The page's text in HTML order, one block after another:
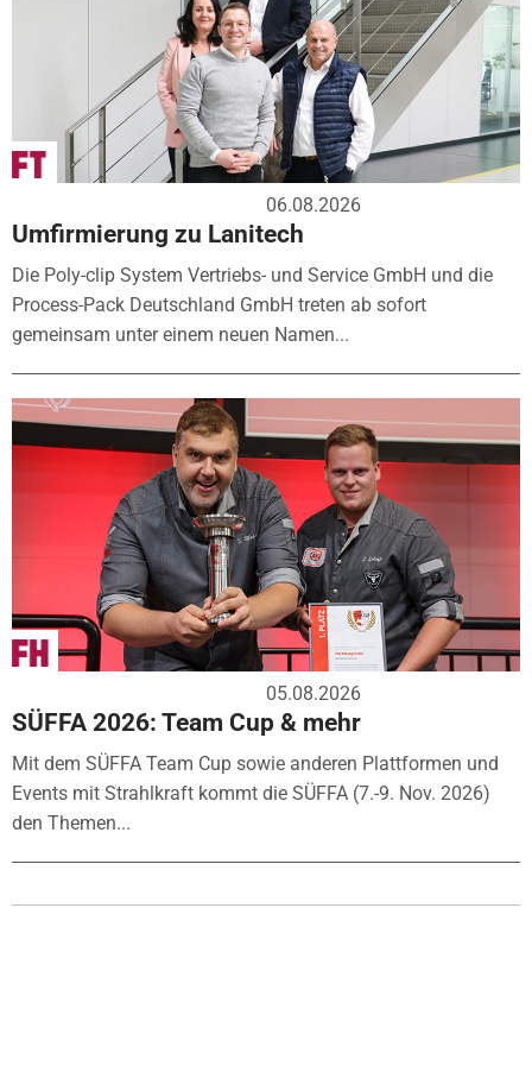
06.08.2026
Umfirmierung zu Lanitech
Die Poly-clip System Vertriebs- und Service GmbH und die
Process-Pack Deutschland GmbH treten ab sofort
gemeinsam unter einem neuen Namen...
05.08.2026
SÜFFA 2026: Team Cup & mehr
Mit dem SÜFFA Team Cup sowie anderen Plattformen und
Events mit Strahlkraft kommt die SÜFFA (7.-9. Nov. 2026)
den Themen...